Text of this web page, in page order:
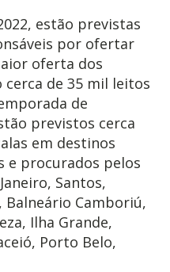
estão previstas
por ofertar
oferta dos
de 35 mil leitos
de
previstos cerca
em destinos
e procurados pelos
Santos,
Balneário Camboriú,
Ilha Grande,
Porto Belo,